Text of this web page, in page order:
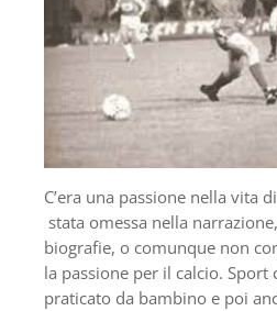
C’era una passione nella vita
stata omessa nella
biografie, o comunque non
la passione per il calcio. Sport
praticato da bambino e poi